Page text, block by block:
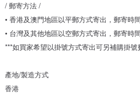
/ 郵寄方法 /
• 香港及澳門地區以平郵方式寄出，郵寄時
• 台灣及其他地區以空郵方式寄出，郵寄時
***如買家希望以掛號方式寄出可另補購掛號
產地/製造方式
香港